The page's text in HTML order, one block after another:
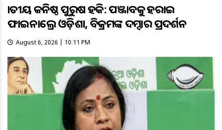
ଜାତୀୟ କନିଷ୍ଠ ପୁରୁଷ ହକି: ପଞ୍ଜାବକୁ ହରାଇ
ଫାଇନାଲ୍ରେ ଓଡ଼ିଶା, ବିକ୍ରମଙ୍କ ଦମ୍ଦାର ପ୍ରଦର୍ଶନ
August 6, 2026 | 10:11 PM